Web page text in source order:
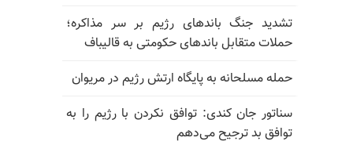
تشدید جنگ باندهای رژیم بر سر مذاکره؛
حملات متقابل باندهای حکومتی به قالیباف
حمله مسلحانه به پایگاه ارتش رژیم در مریوان
سناتور جان کندی: توافق نکردن با رژیم را به
توافق بد ترجیح می‌دهم